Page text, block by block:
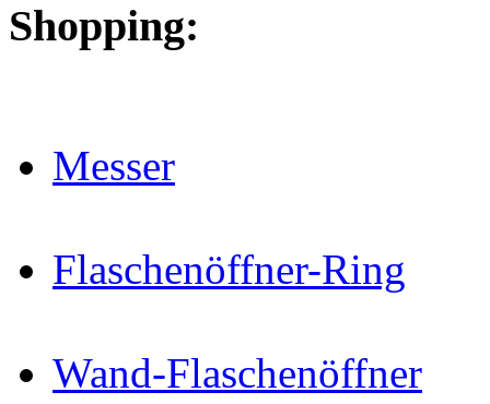
Shopping:
Messer
Flaschenöffner-Ring
Wand-Flaschenöffner